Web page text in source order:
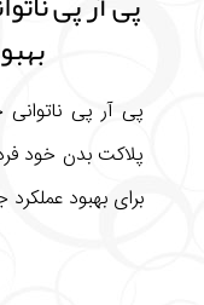
پی آر پی
پلاکت بدن خود
برای بهبود